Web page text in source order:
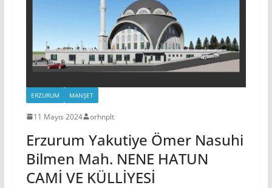
ERZURUM MANŞET
11 Mayıs 2024 orhnplt
Erzurum Yakutiye Ömer Nasuhi
Bilmen Mah. NENE HATUN
CAMİ VE KÜLLİYESİ